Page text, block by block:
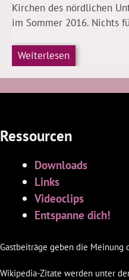
Kirchen des nördlichen
im Sommer 2016. Nichts
Weiterlesen
Ressourcen
Downloads
Links
Videoclips
Entspanne dich!
Gastbeiträge geben die Meinung
Wikipedia-Zitate werden unter